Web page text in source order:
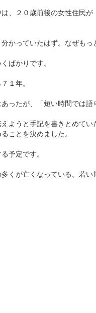
、２０歳前後の女性住民
分かっていたはず。なぜも
ばかりです。
１年。
ったが、「短い時間では
ようと手記を書きとめて
ことを決めました。
予定です。
多くが亡くなっている。若